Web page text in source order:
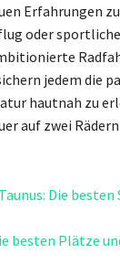
Erfahrungen
oder sportliche
jedem die
hautnah zu
auf zwei
Die besten
besten Plätze